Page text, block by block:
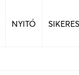
NYITÓ